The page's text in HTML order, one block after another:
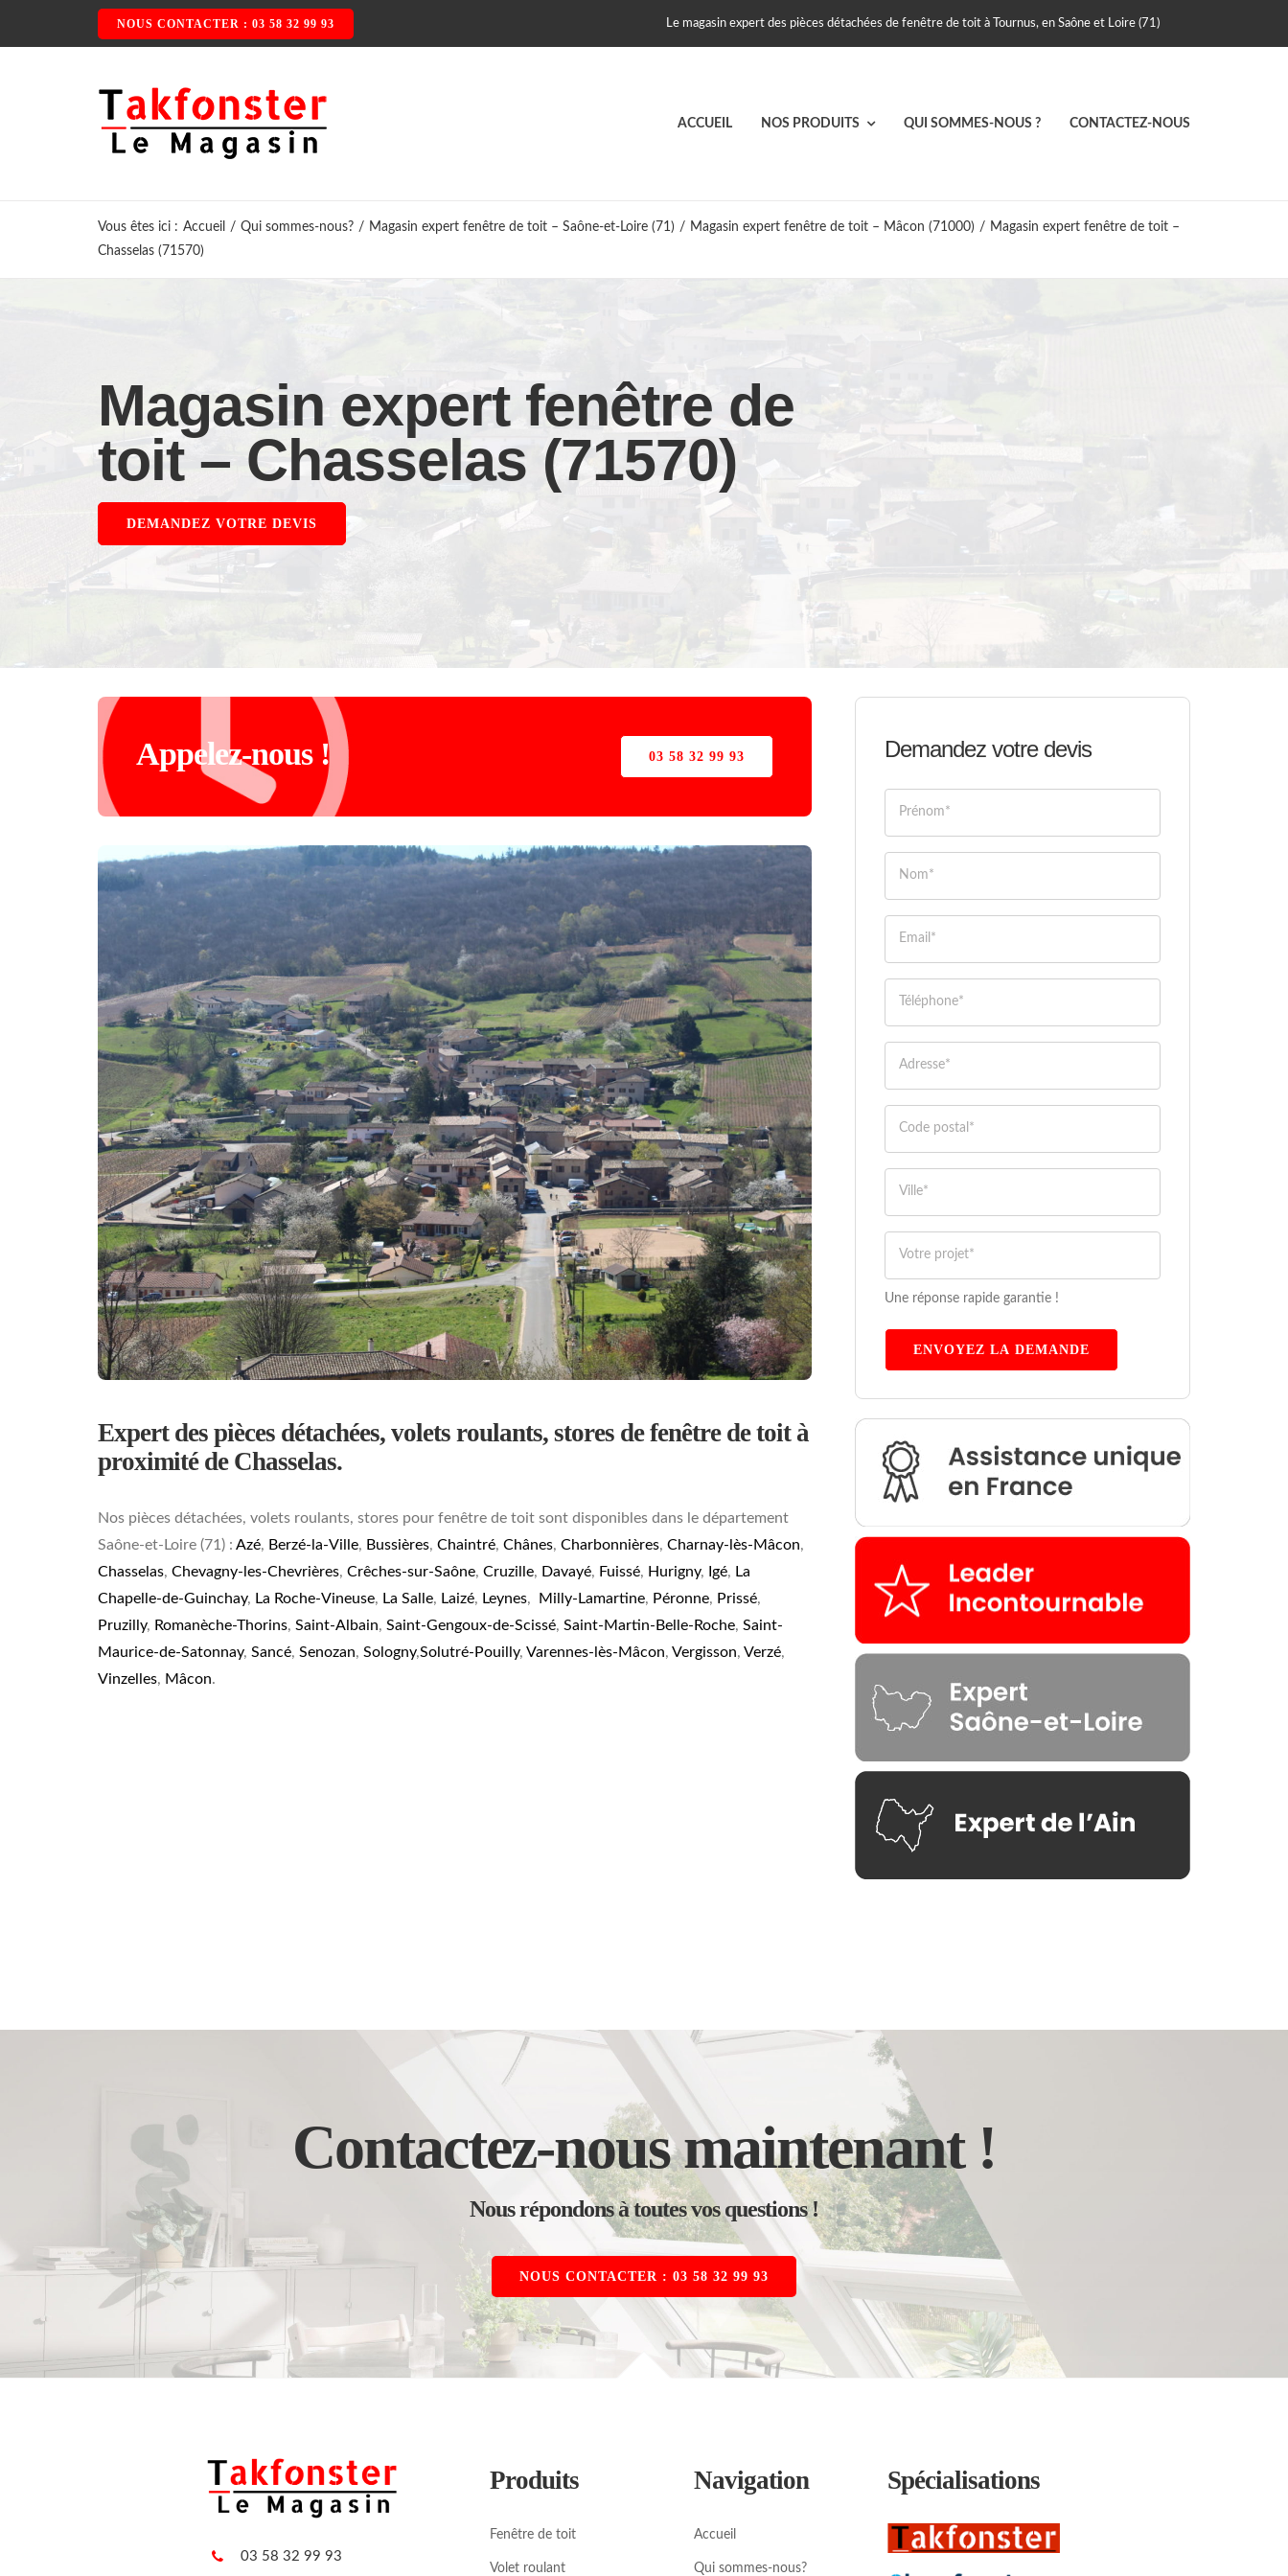
NOUS CONTACTER : 03 58 32 99 93 Le magasin expert des pièces détachées de fenêtre de toit à Tournus, en Saône et Loire (71)
ACCUEIL NOS PRODUITS QUI SOMMES-NOUS ? CONTACTEZ-NOUS
Vous êtes ici : Accueil / Qui sommes-nous? / Magasin expert fenêtre de toit – Saône-et-Loire (71) / Magasin expert fenêtre de toit – Mâcon (71000) / Magasin expert fenêtre de toit –
Chasselas (71570)
Magasin expert fenêtre de
toit – Chasselas (71570)
DEMANDEZ VOTRE DEVIS
Appelez-nous ! 03 58 32 99 93
Expert des pièces détachées, volets roulants, stores de fenêtre de toit à
proximité de Chasselas.
Nos pièces détachées, volets roulants, stores pour fenêtre de toit sont disponibles dans le département
Saône-et-Loire (71) : Azé, Berzé-la-Ville, Bussières, Chaintré, Chânes, Charbonnières, Charnay-lès-Mâcon,
Chasselas, Chevagny-les-Chevrières, Crêches-sur-Saône, Cruzille, Davayé, Fuissé, Hurigny, Igé, La
Chapelle-de-Guinchay, La Roche-Vineuse, La Salle, Laizé, Leynes, Milly-Lamartine, Péronne, Prissé,
Pruzilly, Romanèche-Thorins, Saint-Albain, Saint-Gengoux-de-Scissé, Saint-Martin-Belle-Roche, Saint-
Maurice-de-Satonnay, Sancé, Senozan, Sologny,Solutré-Pouilly, Varennes-lès-Mâcon, Vergisson, Verzé,
Vinzelles, Mâcon.
Demandez votre devis
Une réponse rapide garantie !
ENVOYEZ LA DEMANDE
Contactez-nous maintenant !
Nous répondons à toutes vos questions !
NOUS CONTACTER : 03 58 32 99 93
03 58 32 99 93
Produits
Fenêtre de toit
Volet roulant
Navigation
Accueil
Qui sommes-nous?
Spécialisations